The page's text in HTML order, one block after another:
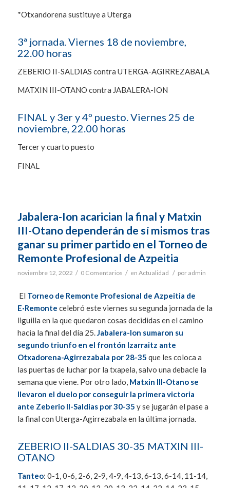
*Otxandorena sustituye a Uterga
3ª jornada. Viernes 18 de noviembre,
22.00 horas
ZEBERIO II-SALDIAS contra UTERGA-AGIRREZABALA
MATXIN III-OTANO contra JABALERA-ION
FINAL y 3er y 4º puesto. Viernes 25 de
noviembre, 22.00 horas
Tercer y cuarto puesto
FINAL
Jabalera-Ion acarician la final y Matxin
III-Otano dependerán de sí mismos tras
ganar su primer partido en el Torneo de
Remonte Profesional de Azpeitia
noviembre 12, 2022 / 0 Comentarios / en Actualidad / por admin
El Torneo de Remonte Profesional de Azpeitia de
E·Remonte celebró este viernes su segunda jornada de la
liguilla en la que quedaron cosas decididas en el camino
hacia la final del día 25.Jabalera-Ion sumaron su
segundo triunfo en el frontón Izarraitz ante
Otxadorena-Agirrezabala por 28-35 que les coloca a
las puertas de luchar por la txapela, salvo una debacle la
semana que viene. Por otro lado, Matxin III-Otano se
llevaron el duelo por conseguir la primera victoria
ante Zeberio II-Saldias por 30-35 y se jugarán el pase a
la final con Uterga-Agirrezabala en la última jornada.
ZEBERIO II-SALDIAS 30-35 MATXIN III-
OTANO
Tanteo: 0-1, 0-6, 2-6, 2-9, 4-9, 4-13, 6-13, 6-14, 11-14,